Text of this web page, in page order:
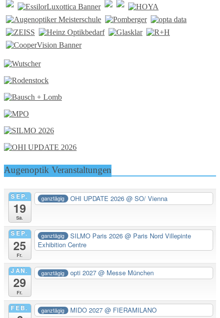
Augenoptik Veranstaltungen
SEP.
19
Sa.
ganztägig OHI UPDATE 2026@ SO/ Vienna
SEP.
25
Fr.
ganztägig SILMO Paris 2026@ Paris Nord Villepinte
Exhibition Centre
JAN.
29
Fr.
ganztägig opti 2027@ Messe München
FEB. ganztägig MIDO 2027@ FIERAMILANO